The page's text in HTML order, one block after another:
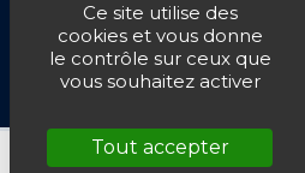
Mentions légales•CGV Plan
© 2016-2026 EM Distribution
Ce site utilise des
cookies et vous donne
le contrôle sur ceux que
vous souhaitez activer
Tout accepter